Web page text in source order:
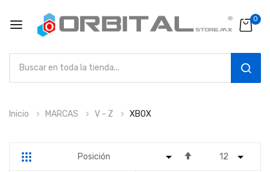
0
alInicio MARCAS V - Z XBOX
Parrilla